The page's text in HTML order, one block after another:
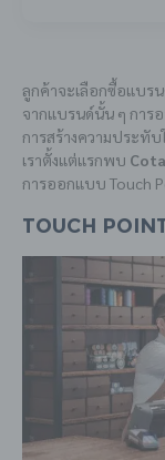
ลูกค้าจะเลือกซื้อแบร
จากแบรนด์นั้น ๆ การ
การสร้างความประทั
เราตั้งแต่แรกพบ
การออกแบบ Touch
Touch Point